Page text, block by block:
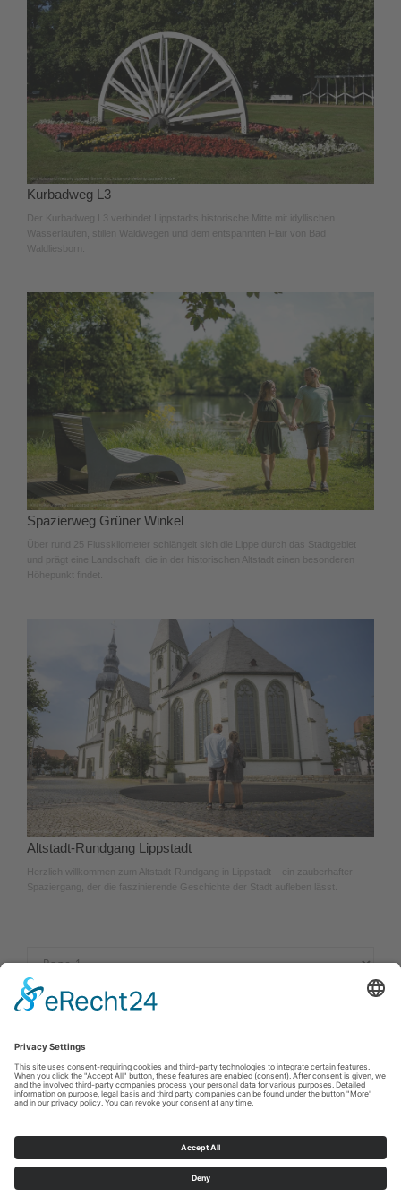
Kurbadweg L3
Der Kurbadweg L3 verbindet Lippstadts historische Mitte mit idyllischen
Wasserläufen, stillen Waldwegen und dem entspannten Flair von Bad
Waldliesborn.
Spazierweg Grüner Winkel
Über rund 25 Flusskilometer schlängelt sich die Lippe durch das Stadtgebiet
und prägt eine Landschaft, die in der historischen Altstadt einen besonderen
Höhepunkt findet.
Altstadt-Rundgang Lippstadt
Herzlich willkommen zum Altstadt-Rundgang in Lippstadt – ein zauberhafter
Spaziergang, der die faszinierende Geschichte der Stadt aufleben lässt.
Cookie-Einstellungen